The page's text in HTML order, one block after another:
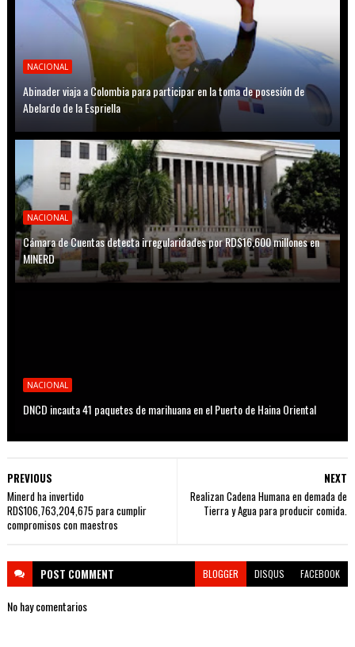
NACIONAL
Abinader viaja a Colombia para participar en la toma de posesión de
Abelardo de la Espriella
NACIONAL
Cámara de Cuentas detecta irregularidades por RD$16,600 millones en
MINERD
NACIONAL
DNCD incauta 41 paquetes de marihuana en el Puerto de Haina Oriental
NEXT
Realizan Cadena Humana en demada de
Tierra y Agua para producir comida.
PREVIOUS
Minerd ha invertido
RD$106,763,204,675 para cumplir
compromisos con maestros
POST COMMENT BLOGGER DISQUS FACEBOOK
No hay comentarios